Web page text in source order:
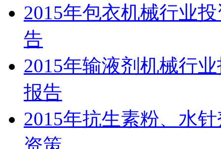
2015年包衣机械行业
告
2015年输液剂机械行
报告
2015年抗生素粉、水